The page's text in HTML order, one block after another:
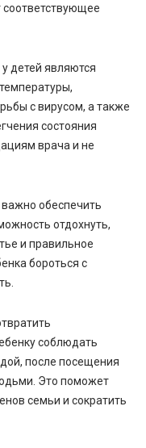
соответствующее
детей являются
с вирусом, а также
состояния
врача и не
обеспечить
отдохнуть,
и правильное
бороться с
соблюдать
после посещения
Это поможет
семьи и сократить